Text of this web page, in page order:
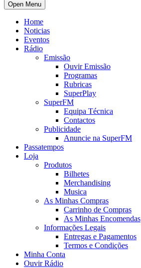
Open Menu
Home
Noticias
Eventos
Rádio
Emissão
Ouvir Emissão
Programas
Rubricas
SuperPlay
SuperFM
Equipa Técnica
Contactos
Publicidade
Anuncie na SuperFM
Passatempos
Loja
Produtos
Bilhetes
Merchandising
Musica
As Minhas Compras
Carrinho de Compras
As Minhas Encomendas
Informações Legais
Entregas e Pagamentos
Termos e Condições
Minha Conta
Ouvir Rádio